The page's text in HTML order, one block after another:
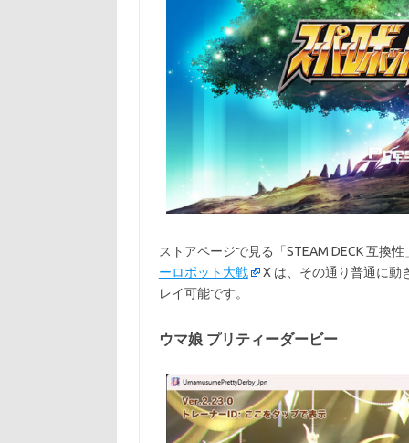
ストアページで見る「STEAM DECK 互換性
ーロボット大戦
X は、その通り普通に動
レイ可能です。
ウマ娘 プリティーダービー